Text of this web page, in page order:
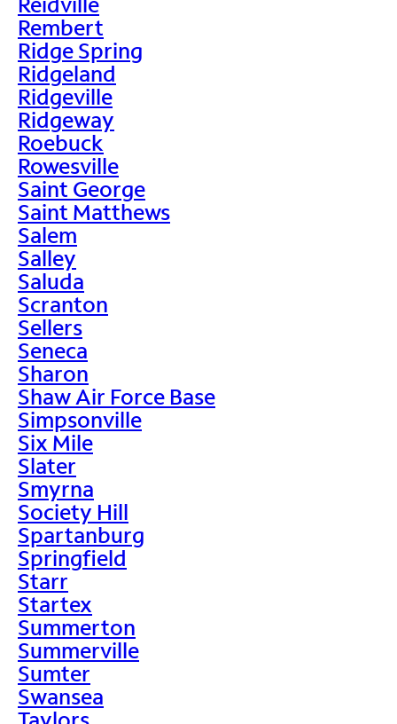
Rembert
Ridge Spring
Ridgeland
Ridgeville
Ridgeway
Roebuck
Rowesville
Saint George
Saint Matthews
Salem
Salley
Saluda
Scranton
Sellers
Seneca
Sharon
Shaw Air Force Base
Simpsonville
Six Mile
Slater
Smyrna
Society Hill
Spartanburg
Springfield
Starr
Startex
Summerton
Summerville
Sumter
Swansea